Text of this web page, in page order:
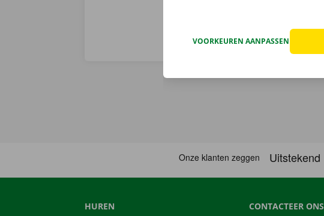
HUREN
CONTACTEER ONS
VOORKEUREN AANPASSEN